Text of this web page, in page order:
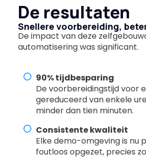
De resultaten
Snellere voorbereiding,
De impact van deze
automatisering was significant.
90% tijdbesparing
De voorbereidingstijd voor
gereduceerd van enkele
minder dan tien minuten.
Consistente kwaliteit
Elke demo-omgeving is nu
foutloos opgezet, precies